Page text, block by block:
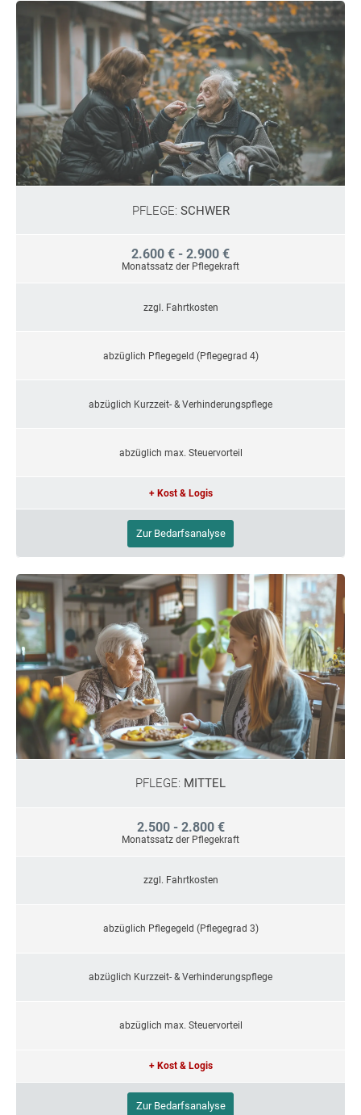
PFLEGE: SCHWER
2.600 € - 2.900 €
Monatssatz der Pflegekraft
zzgl. Fahrtkosten
abzüglich Pflegegeld (Pflegegrad 4)
abzüglich Kurzzeit- & Verhinderungspflege
abzüglich max. Steuervorteil
+ Kost & Logis
Zur Bedarfsanalyse
PFLEGE: MITTEL
2.500 - 2.800 €
Monatssatz der Pflegekraft
zzgl. Fahrtkosten
abzüglich Pflegegeld (Pflegegrad 3)
abzüglich Kurzzeit- & Verhinderungspflege
abzüglich max. Steuervorteil
+ Kost & Logis
Zur Bedarfsanalyse